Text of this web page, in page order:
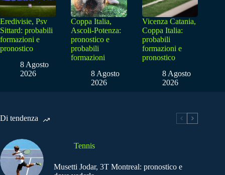
Eredivisie, Psv
Sittard: probabili
formazioni e
pronostico
8 Agosto
2026
Coppa Italia,
Ascoli-Potenza:
pronostico e
probabili
formazioni
8 Agosto
2026
Vicenza Catania,
Coppa Italia:
probabili
formazioni e
pronostico
8 Agosto
2026
Di tendenza
Tennis
Musetti Jodar, 3T Montreal: pronostico e